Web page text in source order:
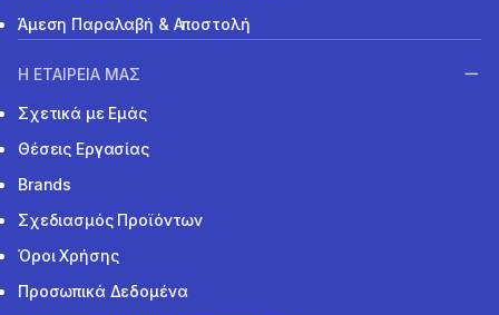
Άμεση Παραλαβή & Αποστολή
Η ΕΤΑΙΡΕΙΑ ΜΑΣ
Σχετικά με Εμάς
Θέσεις Εργασίας
Brands
Σχεδιασμός Προϊόντων
Όροι Χρήσης
Προσωπικά Δεδομένα